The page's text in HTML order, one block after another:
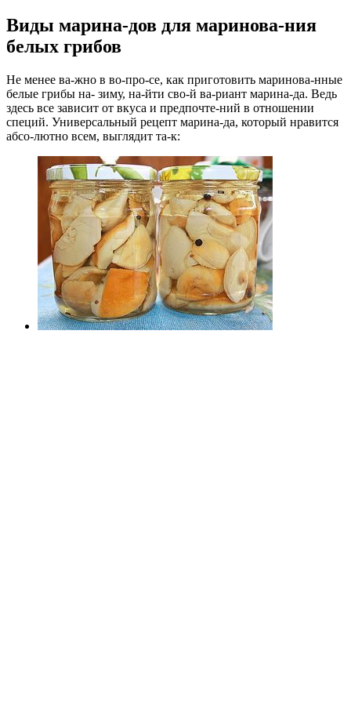
Виды марина-дов для маринова-ния
белых грибов
Не менее ва-жно в во-про-се, как приготовить маринова-нные
белые грибы на- зиму, на-йти сво-й ва-риант марина-да. Ведь
здесь все зависит от вкуса и предпочте-ний в отношении
специй. Универсальный рецепт марина-да, который нравится
абсо-лютно всем, выглядит та-к: